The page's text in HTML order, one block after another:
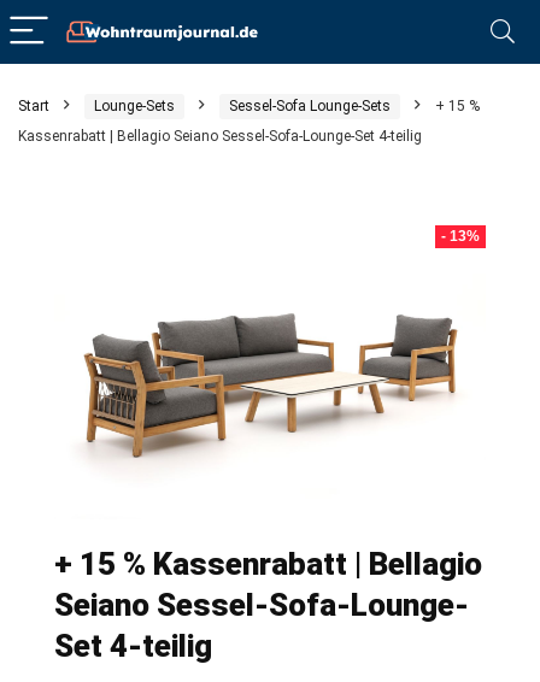
Start Lounge-Sets Sessel-Sofa Lounge-Sets
+ 15 %
Kassenrabatt | Bellagio Seiano Sessel-Sofa-Lounge-Set 4-teilig
- 13%
+ 15 % Kassenrabatt | Bellagio
Seiano Sessel-Sofa-Lounge-
Set 4-teilig